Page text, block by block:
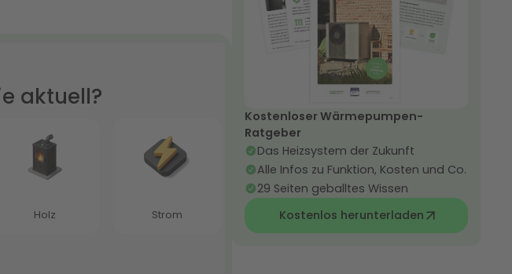
Kostenloser Wärmepumpen-
Ratgeber
Das Heizsystem der Zukunft
Alle Infos zu Funktion, Kosten und Co.
29 Seiten geballtes Wissen
Kostenlos herunterladen